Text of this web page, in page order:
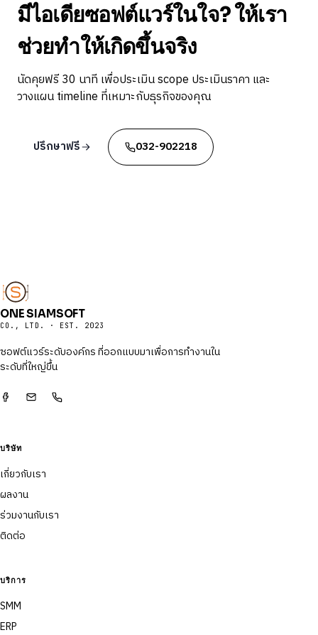
มีไอเดียซอฟต์แวร์ในใจ? ให้เรา
ช่วยทำให้เกิดขึ้นจริง
นัดคุยฟรี 30 นาที เพื่อประเมิน scope ประเมินราคา และ
วางแผน timeline ที่เหมาะกับธุรกิจของคุณ
ปรึกษาฟรี 032-902218
ONE SIAMSOFT
CO., LTD. · EST. 2023
ซอฟต์แวร์ระดับองค์กร ที่ออกแบบมาเพื่อการทำงานใน
ระดับที่ใหญ่ขึ้น
บริษัท
เกี่ยวกับเรา
ผลงาน
ร่วมงานกับเรา
ติดต่อ
บริการ
SMM
ERP